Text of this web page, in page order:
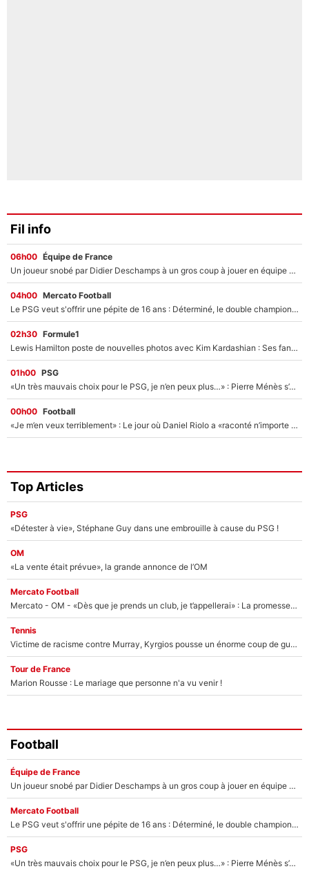
Fil info
06h00 Équipe de France
Un joueur snobé par Didier Deschamps à un gros coup à jouer en équipe de France : Zinedine Zidane a trouvé son numéro 9 ?
04h00 Mercato Football
Le PSG veut s'offrir une pépite de 16 ans : Déterminé, le double champion d'Europe en titre est prêt à lâcher 40M€ pour celui que l'on compare déjà à Vinicius Jr !
02h30 Formule1
Lewis Hamilton poste de nouvelles photos avec Kim Kardashian : Ses fans le voient déjà redevenir champion du monde de F1 grâce à elle !
01h00 PSG
«Un très mauvais choix pour le PSG, je n’en peux plus…» : Pierre Ménès s’est complètement trompé avec Luis Enrique et ces déclarations le prouvent !
00h00 Football
«Je m’en veux terriblement» : Le jour où Daniel Riolo a «raconté n’importe quoi» dans l'After Foot !
Top Articles
PSG
«Détester à vie», Stéphane Guy dans une embrouille à cause du PSG !
OM
«La vente était prévue», la grande annonce de l’OM
Mercato Football
Mercato - OM - «Dès que je prends un club, je t’appellerai» : La promesse de Marcelino au moment de claquer la porte
Tennis
Victime de racisme contre Murray, Kyrgios pousse un énorme coup de gueule !
Tour de France
Marion Rousse : Le mariage que personne n'a vu venir !
Football
Équipe de France
Un joueur snobé par Didier Deschamps à un gros coup à jouer en équipe de France : Zinedine Zidane a trouvé son numéro 9 ?
Mercato Football
Le PSG veut s'offrir une pépite de 16 ans : Déterminé, le double champion d'Europe en titre est prêt à lâcher 40M€ pour celui que l'on compare déjà à Vinicius Jr !
PSG
«Un très mauvais choix pour le PSG, je n’en peux plus…» : Pierre Ménès s’est complètement trompé avec Luis Enrique et ces déclarations le prouvent !